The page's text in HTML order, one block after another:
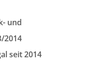
und
2014
seit 2014